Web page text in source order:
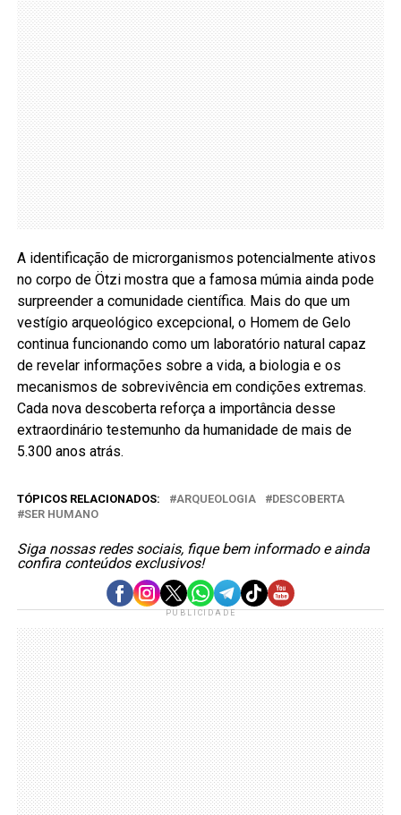
A identificação de microrganismos potencialmente ativos
no corpo de Ötzi mostra que a famosa múmia ainda pode
surpreender a comunidade científica. Mais do que um
vestígio arqueológico excepcional, o Homem de Gelo
continua funcionando como um laboratório natural capaz
de revelar informações sobre a vida, a biologia e os
mecanismos de sobrevivência em condições extremas.
Cada nova descoberta reforça a importância desse
extraordinário testemunho da humanidade de mais de
5.300 anos atrás.
TÓPICOS RELACIONADOS: ARQUEOLOGIA
DESCOBERTA
SER HUMANO
Siga nossas redes sociais, fique bem informado e ainda
confira conteúdos exclusivos!
PUBLICIDADE